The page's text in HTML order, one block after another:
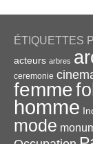
ÉTIQUETTES
acteurs arbres
ceremonie
femme
homme
mode